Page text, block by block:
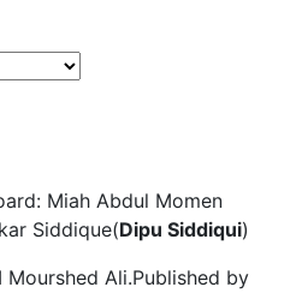
Miah Abdul Momen
Siddique(Dipu Siddiqui)
Ali.Published by